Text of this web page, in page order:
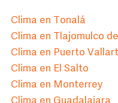
Clima en Tonalá
Clima en Tlajomulco
Clima en Puerto
Clima en El Salto
Clima en Monterrey